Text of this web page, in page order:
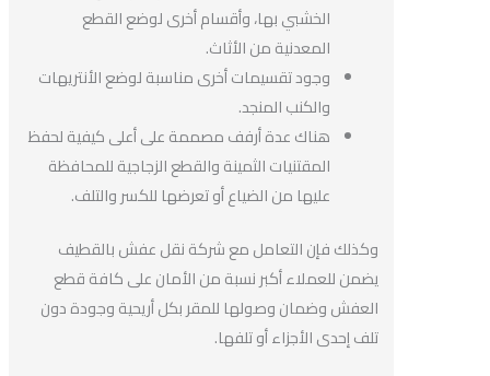
الخشبي بها، وأقسام أخرى لوضع القطع
المعدنية من الأثاث.
وجود تقسيمات أخرى مناسبة لوضع الأنتريهات
والكنب المنجد.
هناك عدة أرفف مصممة على أعلى كيفية لحفظ
المقتنيات الثمينة والقطع الزجاجية للمحافظة
عليها من الضياع أو تعرضها للكسر والتلف.
وكذلك فإن التعامل مع شركة نقل عفش بالقطيف
يضمن للعملاء أكبر نسبة من الأمان على كافة قطع
العفش وضمان وصولها للمقر بكل أريحية وجودة دون
تلف إحدى الأجزاء أو تلفها.